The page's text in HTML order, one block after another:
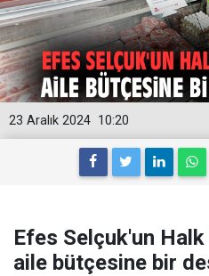
10:20
23 Aralık 2024
Efes Selçuk'un
aile bütçesine bir